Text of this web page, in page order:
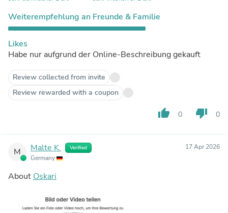
Weiterempfehlung an Freunde & Familie
Likes
Habe nur aufgrund der Online-Beschreibung gekauft
Review collected from invite
Review rewarded with a coupon
thumb_up 0 thumb_down 0
M Malte K. Verified
Germany
17 Apr 2026
About Oskari